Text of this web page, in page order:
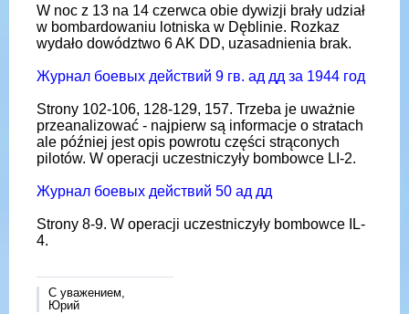
W noc z 13 na 14 czerwca obie dywizji brały udział
w bombardowaniu lotniska w Dęblinie. Rozkaz
wydało dowództwo 6 AK DD, uzasadnienia brak.
Журнал боевых действий 9 гв. ад дд за 1944 год
Strony 102-106, 128-129, 157. Trzeba je uważnie
przeanalizować - najpierw są informacje o stratach
ale później jest opis powrotu części strąconych
pilotów. W operacji uczestniczyły bombowce LI-2.
Журнал боевых действий 50 ад дд
Strony 8-9. W operacji uczestniczyły bombowce IL-
4.
С уважением,
Юрий